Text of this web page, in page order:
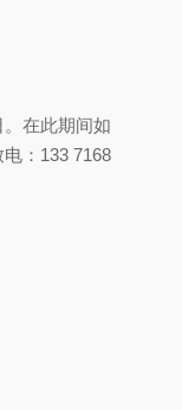
在此期间如
：133 7168